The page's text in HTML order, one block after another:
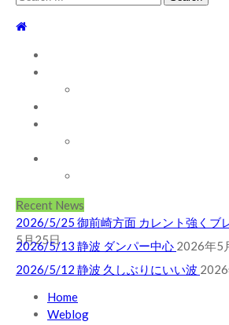
Recent News
2026/5/13 静波 ダンパー中心
2026/5/12 静波 久しぶりにいい波
2026/7/28 御前崎方面 よれ入ったダン
2026/6/4 静波 風弱く見た目よりできま
2026/5/25 御前崎方面 カレント強くブ
5月25日
2026/5/13 静波 ダンパー中心 2026年5
2026/5/12 静波 久しぶりにいい波
2026/6/4 静波 風弱く見た目よりできま
Home
Weblog